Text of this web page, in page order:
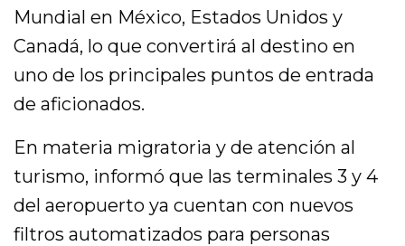
Mundial en México, Estados Unidos y
Canadá, lo que convertirá al destino en
uno de los principales puntos de entrada
de aficionados.
En materia migratoria y de atención al
turismo, informó que las terminales 3 y 4
del aeropuerto ya cuentan con nuevos
filtros automatizados para personas